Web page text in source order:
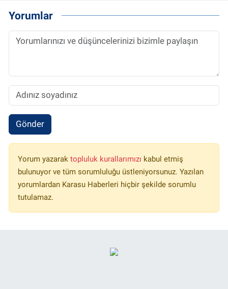
Yorumlar
Gönder
Yorum yazarak topluluk kurallarımızı kabul etmiş
bulunuyor ve tüm sorumluluğu üstleniyorsunuz. Yazılan
yorumlardan Karasu Haberleri hiçbir şekilde sorumlu
tutulamaz.